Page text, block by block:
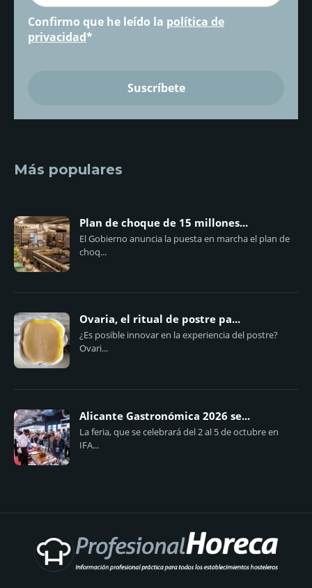
Confirmo que he leído la política de
privacidad*
Más populares
Plan de choque de 15 millones...
El Gobierno anuncia la puesta en marcha el plan de
choq...
Ovaria, el ritual de postre pa...
¿Es posible innovar en la experiencia del postre?
Ovari...
Alicante Gastronómica 2026 se...
La feria, que se celebrará del 2 al 5 de octubre en
IFA...